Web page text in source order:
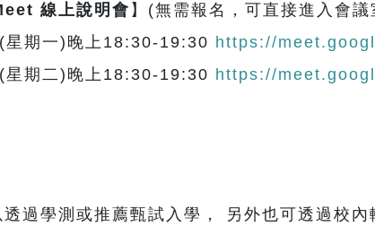
線上說明會 】(無需報名，可直接進入會議
期一)晚上18:30-19:30 https://
期二)晚上18:30-19:30 https://
過學測或推薦甄試入學， 另外也可透過校